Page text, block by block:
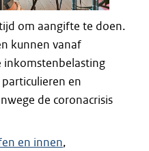
om aangifte te doen.
kunnen vanaf
inkomstenbelasting
en
de coronacrisis
en innen